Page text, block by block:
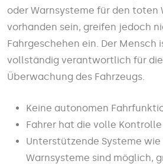
oder Warnsysteme für den toten
vorhanden sein, greifen jedoch
Fahrgeschehen ein. Der Mensch
vollständig verantwortlich für
Überwachung des Fahrzeugs.
Keine autonomen
Fahrer hat die volle
Unterstützende Systeme
Warnsysteme sind möglich,